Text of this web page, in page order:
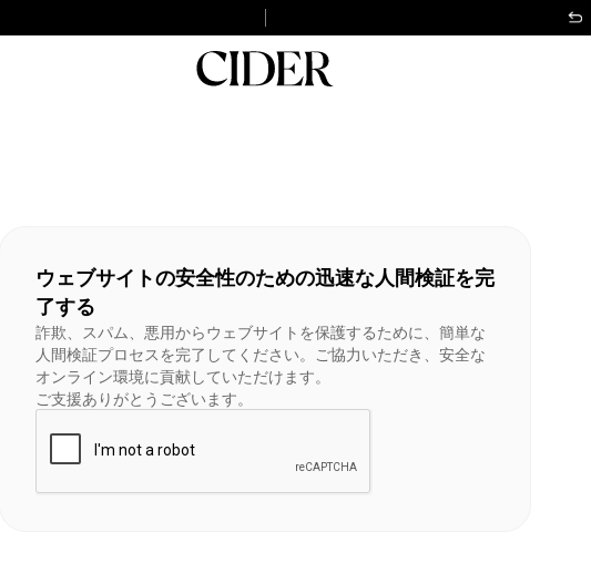
ウェブサイトの安全性のための迅速な人間検証を完
了する
詐欺、スパム、悪用からウェブサイトを保護するために、簡単な
人間検証プロセスを完了してください。ご協力いただき、安全な
オンライン環境に貢献していただけます。
ご支援ありがとうございます。